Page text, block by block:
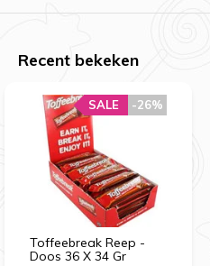
Recent bekeken
Toffeebreak Reep -
Doos 36 X 34 Gr
-26%
SALE